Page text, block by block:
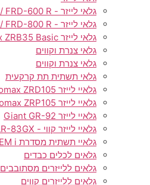
גלאי לייזר - FRD-600 G / FRD-600 R
גלאי לייזר - FRD-800 GR / FRD-800 R
גלאי לייזר Geomax ZRB35 Basic
גלאי צנרת וקווים
גלאי צנרת וקווים
גלאי תשתית תת קרקעית
גלאיי לייזר Geomax ZRD105
גלאיי לייזר Geomax ZRP105
גלאיי לייזר Giant GR-92
גלאיי לייזר קווי - GR-83RG / LR-83BX / LR-83GX
גלאיי תשתית מסדרת Geomax EZiSYSTEM i
גלאים לכלים כבדים
גלאים ללייזרים מסתובבים
גלאים ללייזרים קווים